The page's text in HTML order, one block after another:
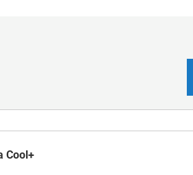
Cool+